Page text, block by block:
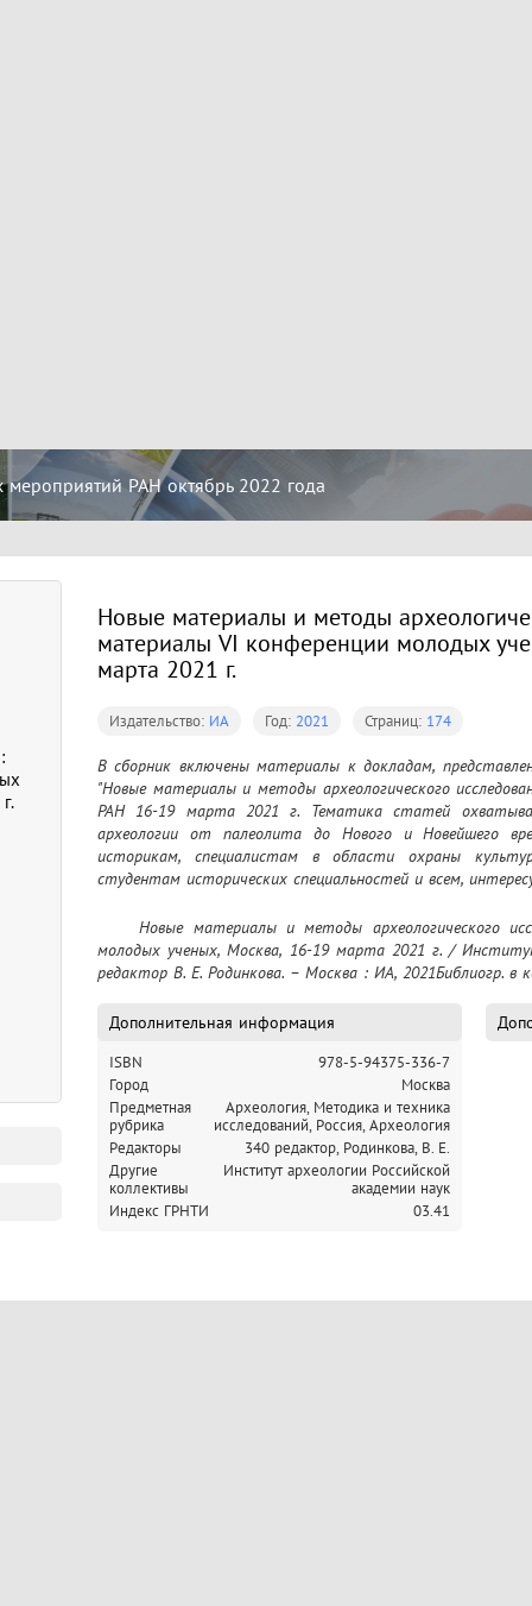
РАН октябрь 2022 года
Новые материалы и методы
материалы VI конференции молодых
марта 2021 г.
Издательство: ИА Год: 2021 Страниц: 174
В сборник включены материалы к докладам,
"Новые материалы и методы археологического
РАН 16-19 марта 2021 г. Тематика статей
археологии от палеолита до Нового и Новейшего
историкам, специалистам в области охраны
студентам исторических специальностей и всем,
	Новые материалы и методы археологического исследования : материалы VI конференции
молодых ученых, Москва, 16-19 марта 2021 г. /
редактор В. Е. Родинкова. – Москва : ИА, 2021Библиогр. в
Дополнительная информация
ISBN
978-5-94375-336-7
Город
Москва
Предметная
рубрика
Археология, Методика и техника
исследований, Россия, Археология
Редакторы
340 редактор, Родинкова, В. Е.
Другие
коллективы
Институт археологии Российской
академии наук
Индекс ГРНТИ
03.41